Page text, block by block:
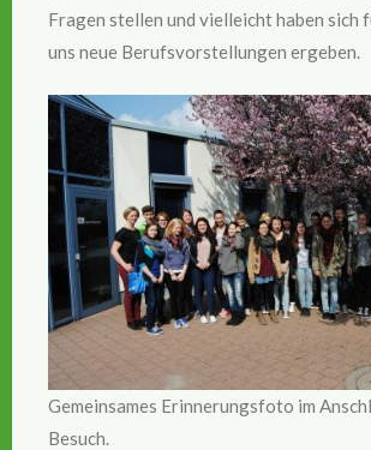
Fragen stellen und vielleicht haben sich
uns neue Berufsvorstellungen ergeben.
Gemeinsames Erinnerungsfoto im
Besuch.